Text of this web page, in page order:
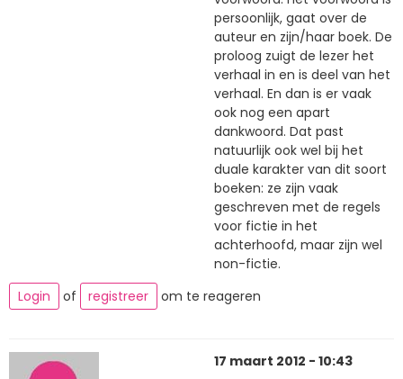
persoonlijk, gaat over de
auteur en zijn/haar boek. De
proloog zuigt de lezer het
verhaal in en is deel van het
verhaal. En dan is er vaak
ook nog een apart
dankwoord. Dat past
natuurlijk ook wel bij het
duale karakter van dit soort
boeken: ze zijn vaak
geschreven met de regels
voor fictie in het
achterhoofd, maar zijn wel
non-fictie.
Login
of registreer om te reageren
17 maart 2012 - 10:43